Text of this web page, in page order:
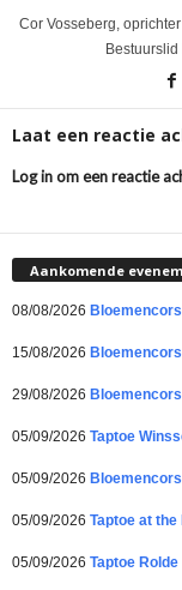
Cor Vosseberg,
Bestuurslid
Laat een reactie
Log in om een reactie
Aankomende
08/08/2026
15/08/2026
29/08/2026
05/09/2026 Taptoe
05/09/2026
05/09/2026 Taptoe at the
05/09/2026 Taptoe Rolde